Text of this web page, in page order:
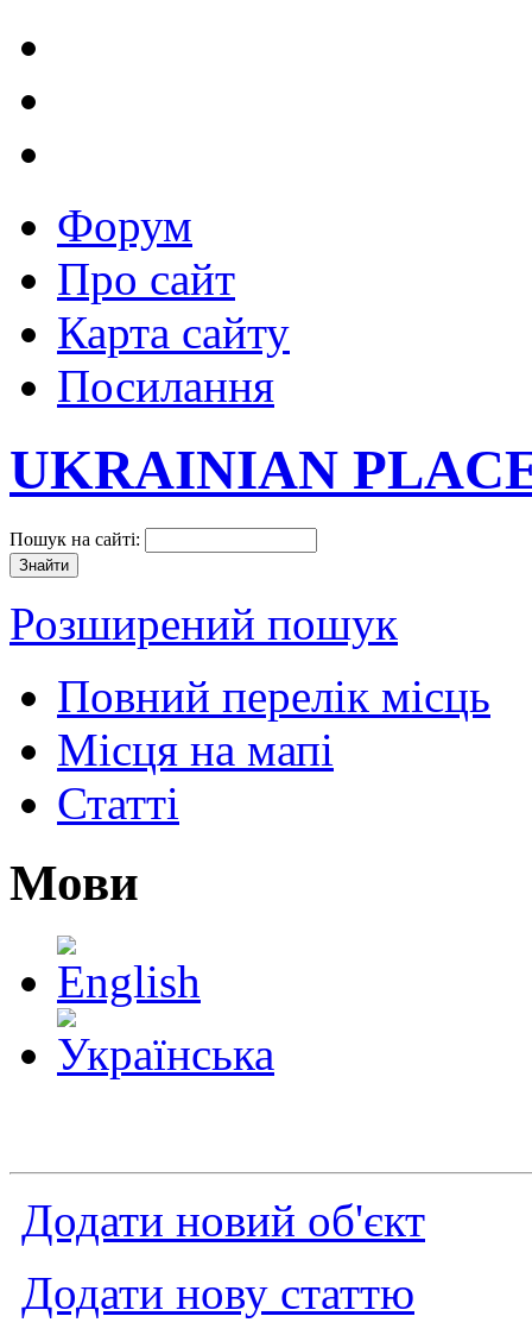
Форум
Про сайт
Карта сайту
Посилання
UKRAINIAN
Пошук на сайті:
Розширений пошук
Повний перелік місць
Місця на мапі
Статті
Мови
Додати новий об'єкт
Додати нову статтю